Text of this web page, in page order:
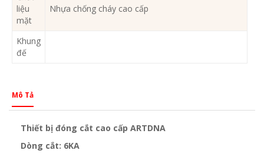
liệu
mặt
Nhựa chống cháy cao cấp
Khung
đế
Mô Tả
Thiết bị đóng cắt cao cấp ARTDNA
Dòng cắt: 6KA